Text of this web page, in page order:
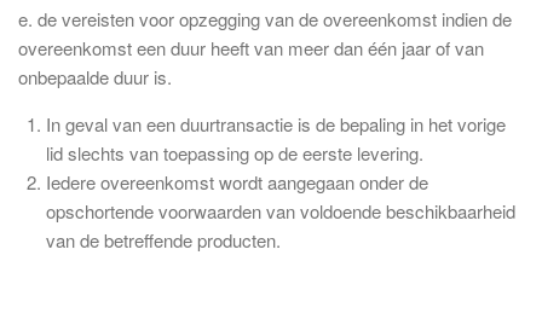
e. de vereisten voor opzegging van de overeenkomst indien de
overeenkomst een duur heeft van meer dan één jaar of van
onbepaalde duur is.
In geval van een duurtransactie is de bepaling in het vorige
lid slechts van toepassing op de eerste levering.
Iedere overeenkomst wordt aangegaan onder de
opschortende voorwaarden van voldoende beschikbaarheid
van de betreffende producten.